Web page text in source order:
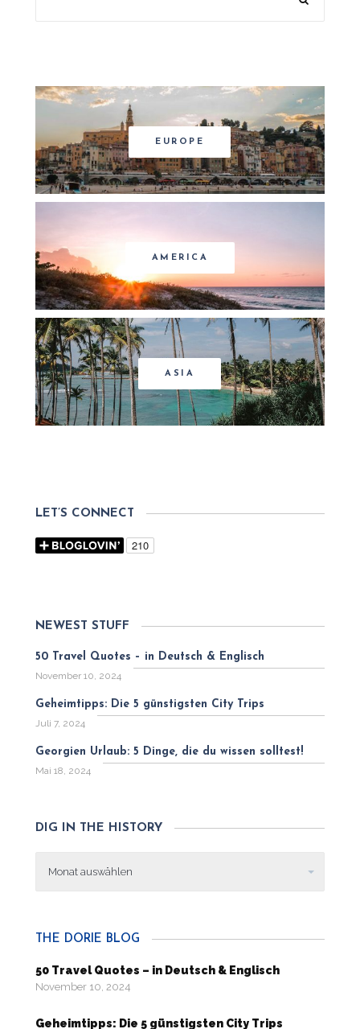
EUROPE
AMERICA
ASIA
LET’S CONNECT
NEWEST STUFF
50 Travel Quotes – in Deutsch & Englisch
November 10, 2024
Geheimtipps: Die 5 günstigsten City Trips
Juli 7, 2024
Georgien Urlaub: 5 Dinge, die du wissen solltest!
Mai 18, 2024
DIG IN THE HISTORY
THE DORIE BLOG
50 Travel Quotes – in Deutsch & Englisch
November 10, 2024
Geheimtipps: Die 5 günstigsten City Trips